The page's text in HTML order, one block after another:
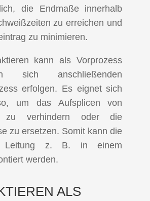
die Endmaße innerhalb
zu erreichen und
zu minimieren.
kann als Vorprozess
sich anschließenden
erfolgen. Es eignet sich
um das Aufsplicen von
zu verhindern oder die
zu ersetzen. Somit kann die
Leitung z. B. in einem
werden.
ALS